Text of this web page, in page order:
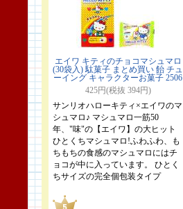
エイワ キティのチョコマシュマロ
(30袋入) 駄菓子 まとめ買い 飴 チュ
ーイング キャラクターお菓子 2506
425円(税抜 394円)
サンリオハローキティ×エイワのマ
シュマロ♪ マシュマロ一筋50
年、"味"の【エイワ】の大ヒット
ひとくちマシュマロ!ふわふわ、も
ちもちの食感のマシュマロにはチ
ョコが中に入っています。 ひとく
ちサイズの完全個包装タイプ